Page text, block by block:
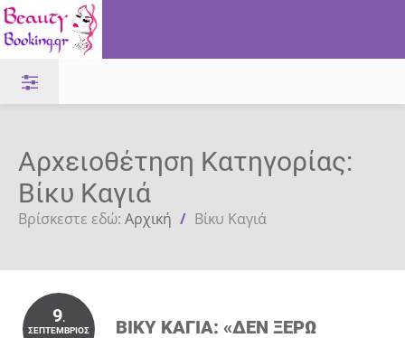
Αρχειοθέτηση Κατηγορίας:
Βίκυ Καγιά
Βρίσκεστε εδώ: Αρχική / Βίκυ Καγιά
9.
ΣΕΠΤΈΜΒΡΙΟΣ
ΒΊΚΥ ΚΑΓΙΆ: «ΔΕΝ ΞΈΡΩ